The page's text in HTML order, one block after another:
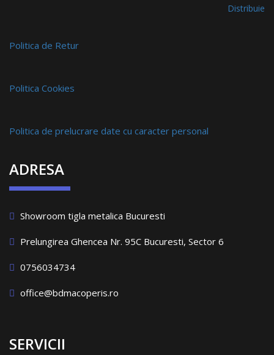
Distribuie
Politica de Retur
Politica Cookies
Politica de prelucrare date cu caracter personal
ADRESA
Showroom tigla metalica Bucuresti
Prelungirea Ghencea Nr. 95C Bucuresti, Sector 6
0756034734
office@bdmacoperis.ro
SERVICII